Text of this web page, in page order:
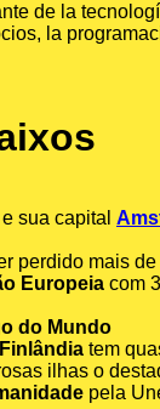
de la
la
e sua capital
perdido mais
Europeia com
do Mundo
tem
ilhas o
pela